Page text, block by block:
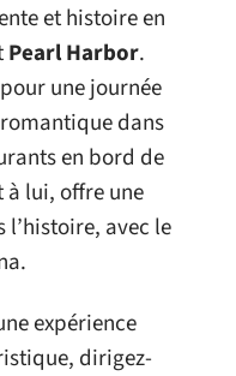
et histoire en
Pearl Harbor.
une journée
dans
en bord de
lui, offre une
avec le
expérience
dirigez-